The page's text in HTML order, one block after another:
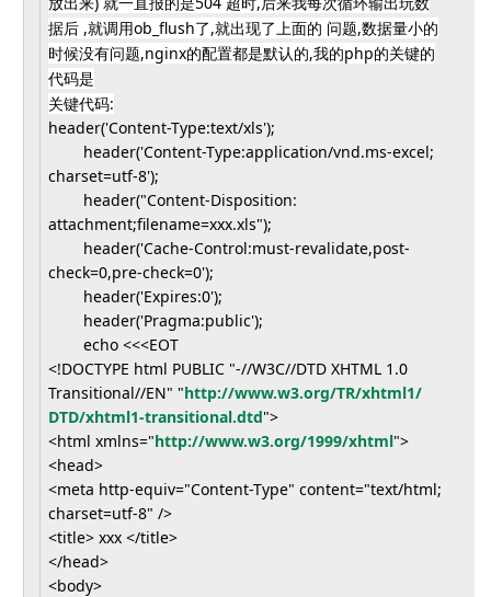
据后 ,就调用ob_flush了,就出现了上面的 问题,数据量小的
时候没有问题,nginx的配置都是默认的,我的php的关键的
代码是
关键代码:
header('Content-Type:text/xls');
header('Content-Type:application/vnd.ms-excel;
charset=utf-8');
header("Content-Disposition:
attachment;filename=xxx.xls");
header('Cache-Control:must-revalidate,post-
check=0,pre-check=0');
header('Expires:0');
header('Pragma:public');
echo <<<EOT
<!DOCTYPE html PUBLIC "-//W3C//DTD XHTML 1.0
Transitional//EN" "http://www.w3.org/TR/xhtml1/
DTD/xhtml1-transitional.dtd">
<html xmlns="http://www.w3.org/1999/xhtml">
<head>
<meta http-equiv="Content-Type" content="text/html;
charset=utf-8" />
<title> xxx </title>
</head>
<body>